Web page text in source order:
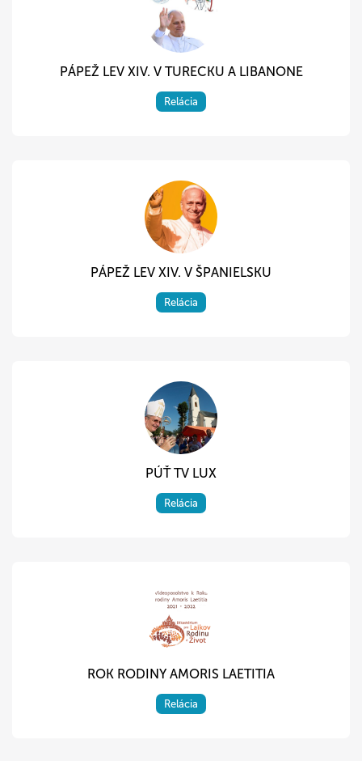
PÁPEŽ LEV XIV. V TURECKU A LIBANONE
Relácia
PÁPEŽ LEV XIV. V ŠPANIELSKU
Relácia
PÚŤ TV LUX
Relácia
ROK RODINY AMORIS LAETITIA
Relácia